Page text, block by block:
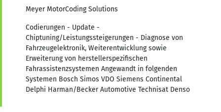
Meyer MotorCoding Solutions
Codierungen - Update -
Chiptuning/Leistungssteigerungen - Diagnose von
Fahrzeugelektronik, Weiterentwicklung sowie
Erweiterung von herstellerspezifischen
Fahrassistenzsystemen Angewandt in folgenden
Systemen Bosch Simos VDO Siemens Continental
Delphi Harman/Becker Automotive Technisat Denso